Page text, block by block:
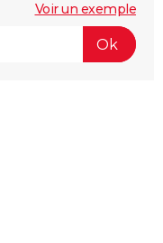
Voir un exemple